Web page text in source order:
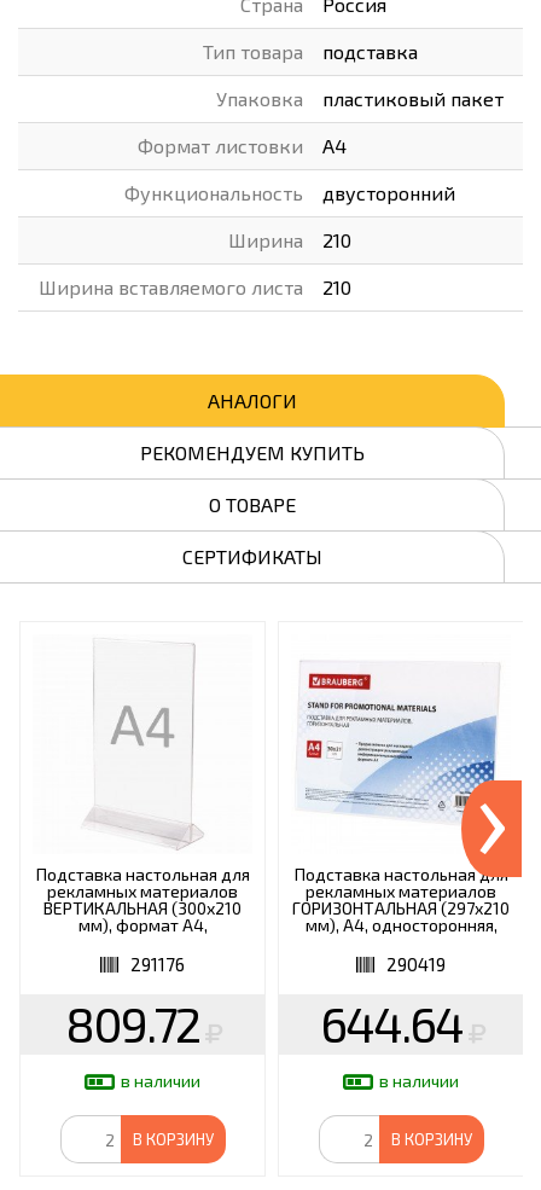
Тип товара подставка
Упаковка пластиковый пакет
Формат листовки А4
Функциональность двусторонний
Ширина 210
Ширина вставляемого листа 210
АНАЛОГИ
РЕКОМЕНДУЕМ КУПИТЬ
О ТОВАРЕ
СЕРТИФИКАТЫ
Подставка настольная для
рекламных материалов
ВЕРТИКАЛЬНАЯ (300х210
мм), формат А4,
291176
291176
809.72
в наличии
В КОРЗИНУ
Подставка настольная для
рекламных материалов
ГОРИЗОНТАЛЬНАЯ (297х210
мм), А4, односторонняя,
290419
644.64
в наличии
В КОРЗИНУ
›